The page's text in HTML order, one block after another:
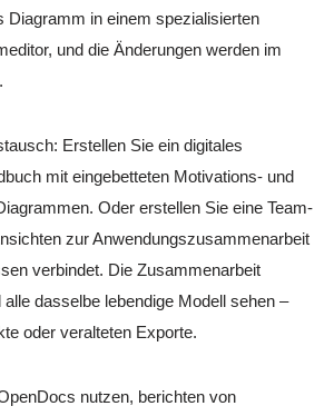
Diagramm in einem spezialisierten
und die Änderungen werden im
Erstellen Sie ein digitales
mit eingebetteten Motivations- und
Oder erstellen Sie eine Team-
zur Anwendungszusammenarbeit
verbindet. Die Zusammenarbeit
dasselbe lebendige Modell sehen –
oder veralteten Exporte.
nutzen, berichten von